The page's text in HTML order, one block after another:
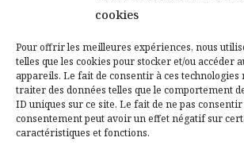
cookies
Pour offrir les meilleures expériences, nous
telles que les cookies pour stocker et/ou accéder
appareils. Le fait de consentir à ces technologies
traiter des données telles que le comportement
ID uniques sur ce site. Le fait de ne pas
consentement peut avoir un effet négatif sur
caractéristiques et fonctions.
Contactez-nous
Mentions légales
Politique de confidentialité